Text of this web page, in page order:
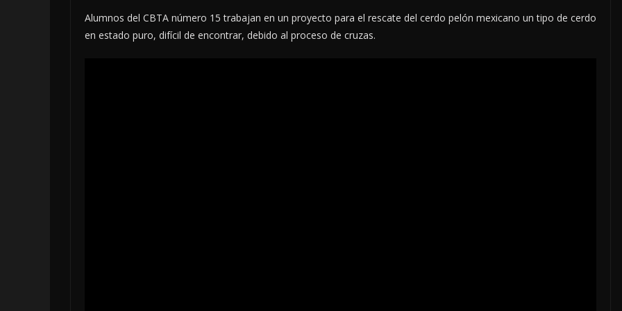
Alumnos del CBTA número 15 trabajan en un proyecto para el rescate del cerdo pelón mexicano un tipo de cerdo
en estado puro, difícil de encontrar, debido al proceso de cruzas.